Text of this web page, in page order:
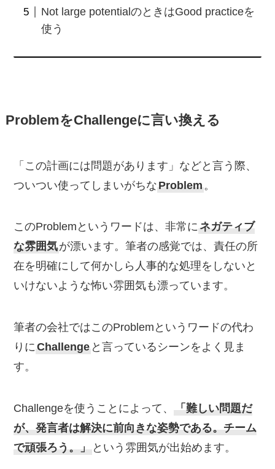
Not large potentialのときはGood practiceを
使う
ProblemをChallengeに言い換える
「この計画には問題があります」などと言う際、
ついつい使ってしまいがちな Problem 。
このProblemというワードは、非常にネガティブ
な雰囲気が漂います。筆者の感覚では、責任の所
在を明確にして何かしら人事的な処理をしないと
いけないような怖い雰囲気も漂っています。
筆者の会社ではこのProblemというワードの代わ
りにChallenge と言っているシーンをよく見ま
す。
Challengeを使うことによって、
「難しい問題だ
が、発言者は解決に前向きな姿勢である。チーム
で頑張ろう。」
という雰囲気が出始めます。